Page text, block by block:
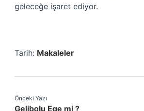
geleceğe işaret ediyor.
Tarih: Makaleler
Önceki Yazı
Gelibolu Ege mi ?